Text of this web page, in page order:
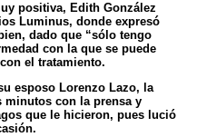
positiva, Edith González
Luminus, donde expresó
dado que “sólo tengo
con la que se puede
el tratamiento.
esposo Lorenzo Lazo, la
minutos con la prensa y
que le hicieron, pues lució